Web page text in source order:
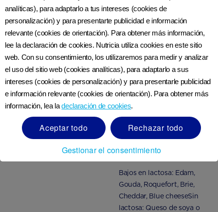
Tazón de pudín de arroz (200g) 7.8g lactosa
Tipo de
alimento
Alimento que
contiene
lactosa
Alternativa baja en
lactosa
Grasa Margarina
Mantequilla, mantequilla
untable sin lácteos,
untable de soya, aceites
vegetales
Bajos en lactosa: Edam,
Gouda, Roquefort, Brie,
Cheddar, Blue cheeseSin
lactosa: Queso de soya o
analíticas), para adaptarlo a tus intereses (cookies de
personalización) y para presentarte publicidad e información
relevante (cookies de orientación). Para obtener más información,
lee la declaración de cookies. Nutricia utiliza cookies en este sitio
web. Con su consentimiento, los utilizaremos para medir y analizar
el uso del sitio web (cookies analíticas), para adaptarlo a sus
intereses (cookies de personalización) y para presentarle publicidad
e información relevante (cookies de orientación). Para obtener más
información, lea ladeclaración de cookies.
Aceptar todo
Rechazar todo
Gestionar el consentimiento